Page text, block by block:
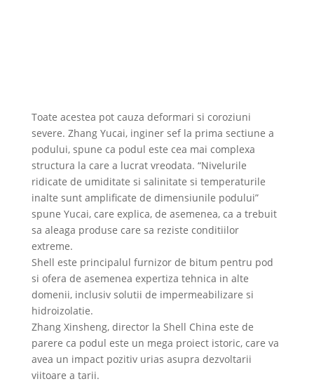
Toate acestea pot cauza deformari si coroziuni
severe. Zhang Yucai, inginer sef la prima sectiune a
podului, spune ca podul este cea mai complexa
structura la care a lucrat vreodata. “Nivelurile
ridicate de umiditate si salinitate si temperaturile
inalte sunt amplificate de dimensiunile podului”
spune Yucai, care explica, de asemenea, ca a trebuit
sa aleaga produse care sa reziste conditiilor
extreme.
Shell este principalul furnizor de bitum pentru pod
si ofera de asemenea expertiza tehnica in alte
domenii, inclusiv solutii de impermeabilizare si
hidroizolatie.
Zhang Xinsheng, director la Shell China este de
parere ca podul este un mega proiect istoric, care va
avea un impact pozitiv urias asupra dezvoltarii
viitoare a tarii.